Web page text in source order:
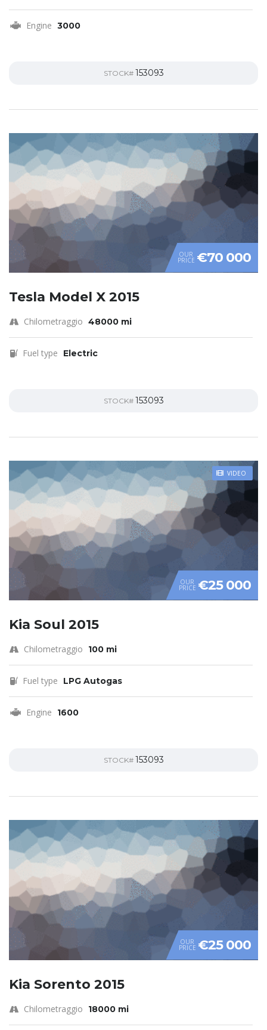
Engine 3000
STOCK# 153093
OUR
PRICE €70 000
Tesla Model X 2015
Chilometraggio 48000 mi
Fuel type Electric
STOCK# 153093
VIDEO
OUR
PRICE €25 000
Kia Soul 2015
Chilometraggio 100 mi
Fuel type LPG Autogas
Engine 1600
STOCK# 153093
OUR
PRICE €25 000
Kia Sorento 2015
Chilometraggio 18000 mi